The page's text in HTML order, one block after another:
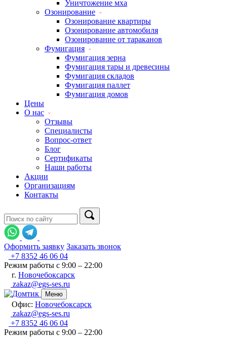
Уничтожение мха
Озонирование
Озонирование квартиры
Озонирование автомобиля
Озонирование от тараканов
Фумигация
Фумигация зерна
Фумигация тары и древесины
Фумигация складов
Фумигация паллет
Фумигация домов
Цены
О нас
Отзывы
Специалисты
Вопрос-ответ
Блог
Сертификаты
Наши работы
Акции
Организациям
Контакты
Оформить заявку Заказать звонок
+7 8352 46 06 04
Режим работы с 9:00 – 22:00
г. Новочебоксарск
zakaz@egs-ses.ru
Меню
Офис: Новочебоксарск
zakaz@egs-ses.ru
+7 8352 46 06 04
Режим работы с 9:00 – 22:00